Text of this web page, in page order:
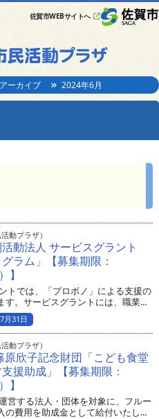
佐賀市WEBサイトへ
アーカイブ 2024年6月
動プラザ）
動法人 サービスグラント
ラム」【募集期限：
】
トでは、「プロボノ」による支援の
す。サービスグラントには、職業...
月31日
動プラザ）
原欣子記念財団「こども食堂
援助成」【募集期限：
】
営する法人・団体を対象に、フルー
の費用を助成金として給付いたし...